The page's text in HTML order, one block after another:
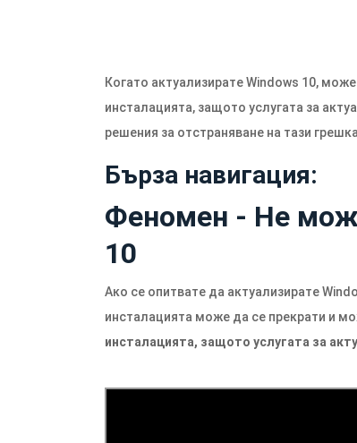
Когато актуализирате Windows 10,
инсталацията, защото услугата за
решения за отстраняване на тази
Бърза навигация:
Феномен - Не
10
Ако се опитвате да актуализирате
инсталацията може да се прекрати и
инсталацията, защото услугата за